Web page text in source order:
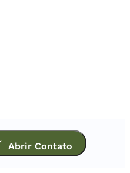
Abrir Contato